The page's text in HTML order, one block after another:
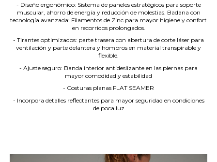
- Diseño ergonómico: Sistema de paneles estratégicos para soporte
muscular, ahorro de energía y reducción de molestias. Badana con
tecnología avanzada: Filamentos de Zinc para mayor higiene y confort
en recorridos prolongados.
- Tirantes optimizados: parte trasera con abertura de corte láser para
ventilación y parte delantera y hombros en material transpirable y
flexible.
- Ajuste seguro: Banda interior antideslizante en las piernas para
mayor comodidad y estabilidad
- Costuras planas FLAT SEAMER
- Incorpora detalles reflectantes para mayor seguridad en condiciones
de poca luz